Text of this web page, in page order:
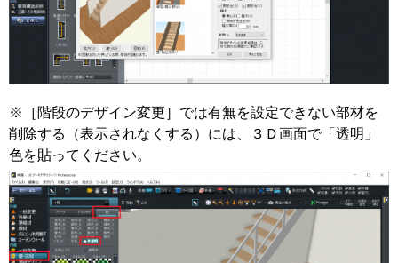
※［階段のデザイン変更］では有無を設定できない部材を
削除する（表示されなくする）には、３Ｄ画面で「透明」
色を貼ってください。